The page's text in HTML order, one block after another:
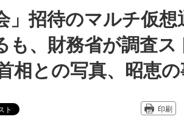
」招待のマルチ仮想
も、財務省が調査ス
相との写真、昭恵
印刷